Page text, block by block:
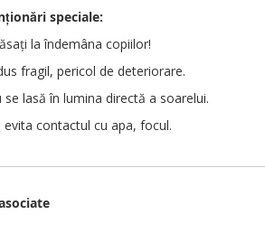
speciale:
la îndemâna copiilor!
fragil, pericol de deteriorare.
se lasă în lumina directă a soarelui.
evita contactul cu apa, focul.